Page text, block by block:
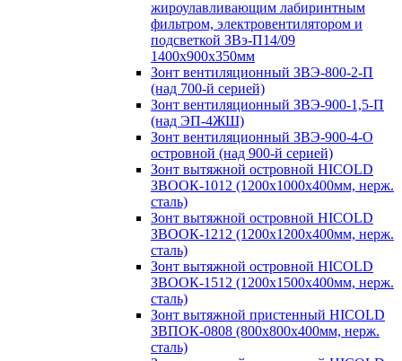
жироулавливающим лабиринтным
фильтром, электровентилятором и
подсветкой ЗВэ-П14/09
1400х900х350мм
Зонт вентиляционный ЗВЭ-800-2-П
(над 700-й серией)
Зонт вентиляционный ЗВЭ-900-1,5-П
(над ЭП-4ЖШ)
Зонт вентиляционный ЗВЭ-900-4-О
островной (над 900-й серией)
Зонт вытяжной островной HICOLD
ЗВООК-1012 (1200х1000х400мм, нерж.
сталь)
Зонт вытяжной островной HICOLD
ЗВООК-1212 (1200x1200x400мм, нерж.
сталь)
Зонт вытяжной островной HICOLD
ЗВООК-1512 (1200х1500х400мм, нерж.
сталь)
Зонт вытяжной пристенный HICOLD
ЗВПОК-0808 (800х800х400мм, нерж.
сталь)